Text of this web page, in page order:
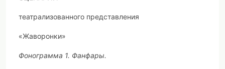
театрализованного представления
«Жаворонки»
Фонограмма 1. Фанфары.